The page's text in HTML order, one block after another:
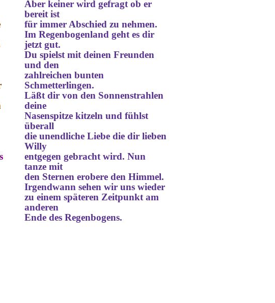
Aber keiner wird gefragt ob er
bereit ist
für immer Abschied zu nehmen.
Im Regenbogenland geht es dir
jetzt gut.
Du spielst mit deinen Freunden
und den
zahlreichen bunten
Schmetterlingen.
Läßt dir von den Sonnenstrahlen
deine
Nasenspitze kitzeln und fühlst
überall
die unendliche Liebe die dir lieben
Willy
entgegen gebracht wird. Nun
tanze mit
den Sternen erobere den Himmel.
Irgendwann sehen wir uns wieder
zu einem späteren Zeitpunkt am
anderen
Ende des Regenbogens.